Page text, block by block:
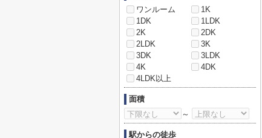
ワンルーム
1K
1DK
1LDK
2K
2DK
2LDK
3K
3DK
3LDK
4K
4DK
4LDK以上
面積
～
駅からの徒歩